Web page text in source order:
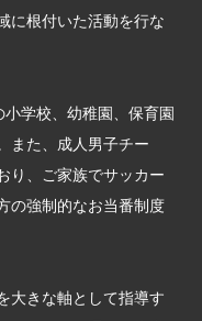
に根付いた活動を行な
学校、幼稚園、保育園
また、成人男子チー
り、ご家族でサッカー
の強制的なお当番制度
大きな軸として指導す